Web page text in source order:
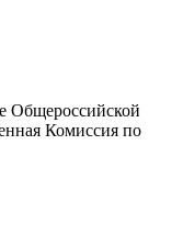
Общероссийской
Комиссия по